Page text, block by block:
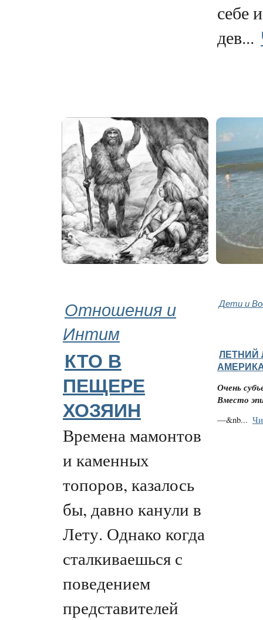
себе
дев...
Отношения и
Интим
Дети и
КТО В
ПЕЩЕРЕ
ХОЗЯИН
Времена мамонтов
и каменных
топоров, казалось
бы, давно канули в
Лету. Однако когда
сталкиваешься с
поведением
представителей
ЛЕТНИЙ
Очень
Вместо
—&nb...